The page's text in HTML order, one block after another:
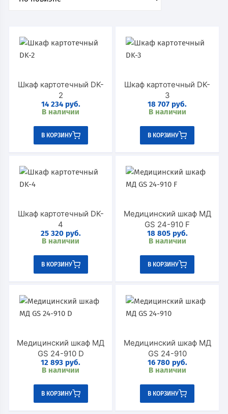
Шкаф картотечный DK-
2
14 234 руб.
В наличии
В КОРЗИНУ
Шкаф картотечный DK-
3
18 707 руб.
В наличии
В КОРЗИНУ
Шкаф картотечный DK-
4
25 320 руб.
В наличии
В КОРЗИНУ
Медицинский шкаф МД
GS 24-910 F
18 805 руб.
В наличии
В КОРЗИНУ
Медицинский шкаф МД
GS 24-910 D
12 893 руб.
В наличии
В КОРЗИНУ
Медицинский шкаф МД
GS 24-910
16 780 руб.
В наличии
В КОРЗИНУ